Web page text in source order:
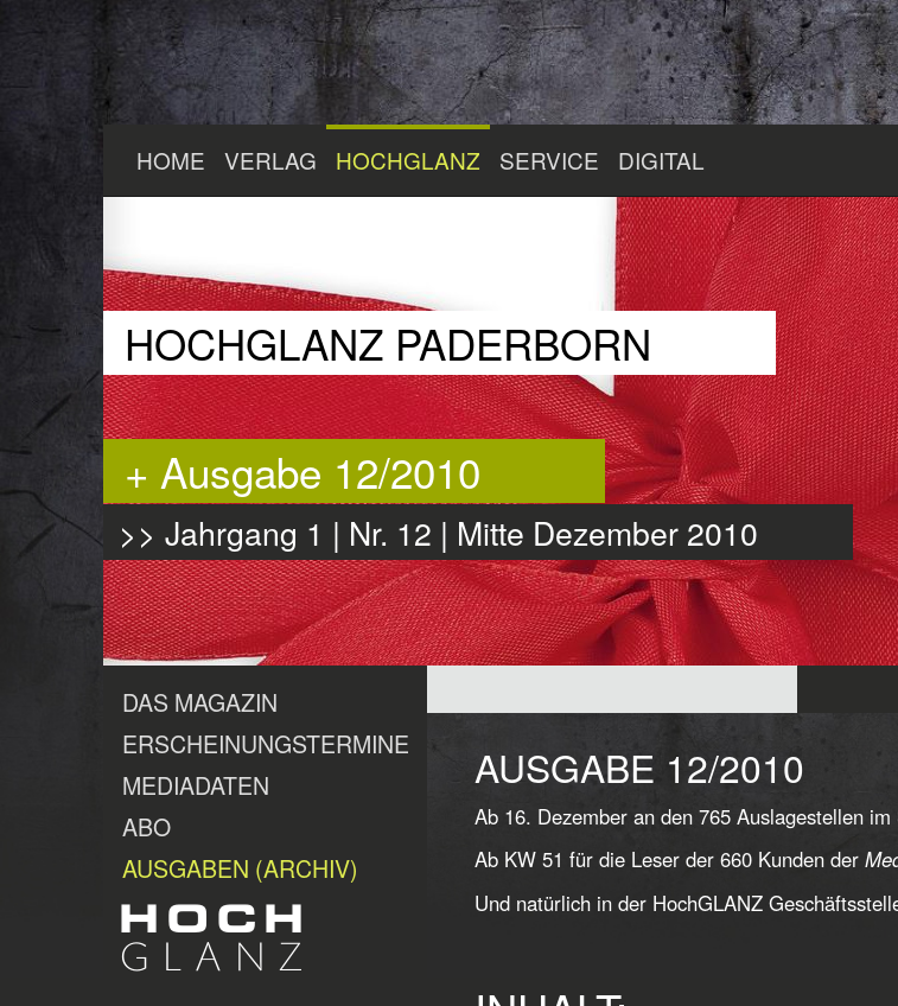
Hauptinhalt
HOME VERLAG HOCHGLANZ SERVICE DIGITAL
HOCHGLANZ PADERBORN
+ Ausgabe 12/2010
>> Jahrgang 1 | Nr. 12 | Mitte Dezember 2010
DAS MAGAZIN
ERSCHEINUNGSTERMINE
MEDIADATEN
ABO
AUSGABEN (ARCHIV)
AUSGABE 12/2010
Ab 16. Dezember an den 765 Auslagestellen
Ab KW 51 für die Leser der 660 Kunden der
Und natürlich in der HochGLANZ